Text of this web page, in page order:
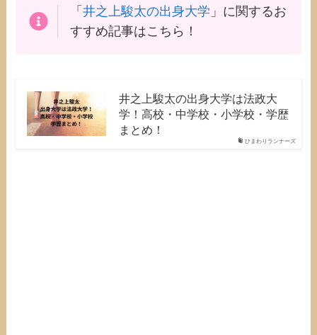
「 井之上駿太の出身大学 」に関するお
すすめ記事はこちら！
ひまわりランナーズ
井之上駿太の出身大学は法政大
学！高校・中学校・小学校・学歴
まとめ！